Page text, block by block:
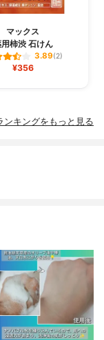
マックス
柿渋 石けん
3.89(2)
¥356
ンキングをもっと見る